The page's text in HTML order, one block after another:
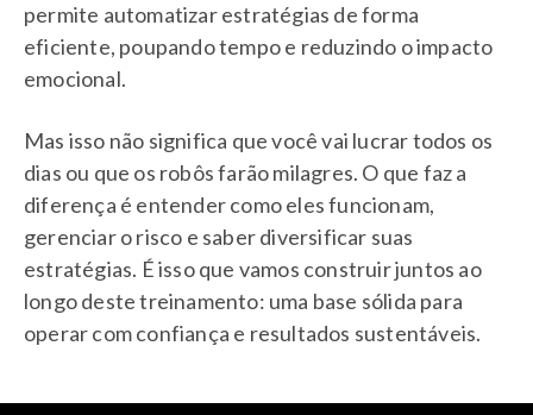
permite automatizar estratégias de forma
eficiente, poupando tempo e reduzindo o impacto
emocional.
Mas isso não significa que você vai lucrar todos os
dias ou que os robôs farão milagres. O que faz a
diferença é entender como eles funcionam,
gerenciar o risco e saber diversificar suas
estratégias. É isso que vamos construir juntos ao
longo deste treinamento: uma base sólida para
operar com confiança e resultados sustentáveis.